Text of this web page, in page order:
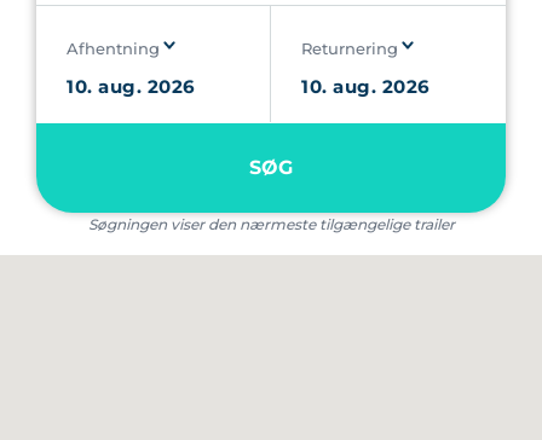
Afhentning Returnering
SØG
Søgningen viser den nærmeste tilgængelige trailer